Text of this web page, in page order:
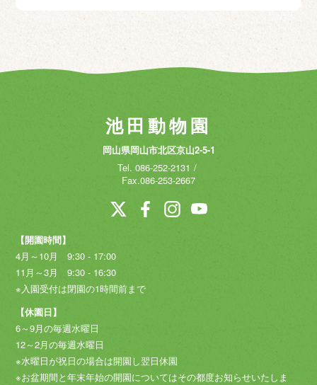
池田動物園
岡山県岡山市北区京山2-5-1
Tel. 086-252-2131
Fax.086-253-2667
【開園時間】
4月～10月 9:30 - 17:00
11月～3月 9:30 - 16:30
※入園受付は閉園の1時間前まで
【休園日】
6～9月の毎週水曜日
12～2月の毎週水曜日
※水曜日が祝日の場合は開園し翌日休園
※お盆期間と年末年始の開園についてはその都度お知らせいたしま